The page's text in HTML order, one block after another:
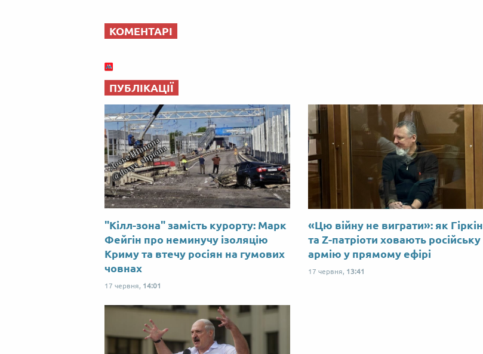
КОМЕНТАРІ
ПУБЛІКАЦІЇ
"Кілл-зона" замість курорту: Марк
Фейгін про неминучу ізоляцію
Криму та втечу росіян на гумових
човнах
17 червня, 14:01
«Цю війну не виграти»: як Гіркін
та Z-патріоти ховають російську
армію у прямому ефірі
17 червня, 13:41